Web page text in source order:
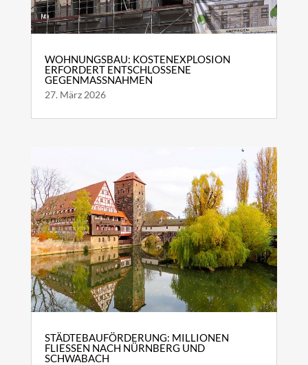
WOHNUNGSBAU: KOSTENEXPLOSION
ERFORDERT ENTSCHLOSSENE
GEGENMASSNAHMEN
27. März 2026
STÄDTEBAUFÖRDERUNG: MILLIONEN
FLIESSEN NACH NÜRNBERG UND S
CHWABACH